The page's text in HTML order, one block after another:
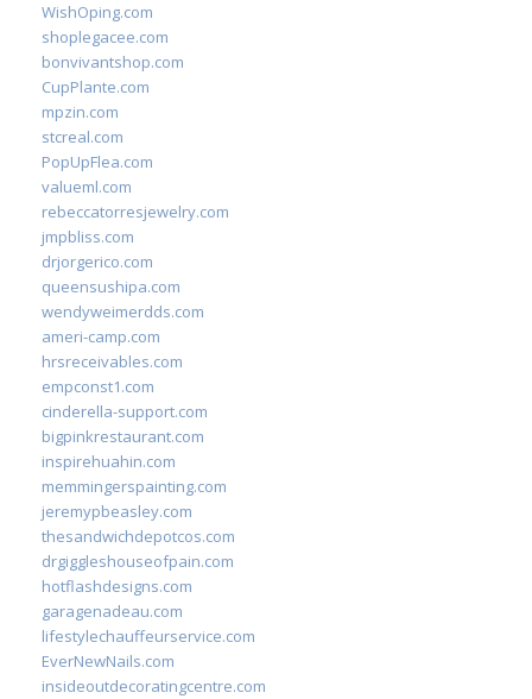
WishOping.com
shoplegacee.com
bonvivantshop.com
CupPlante.com
mpzin.com
stcreal.com
PopUpFlea.com
valueml.com
rebeccatorresjewelry.com
jmpbliss.com
drjorgerico.com
queensushipa.com
wendyweimerdds.com
ameri-camp.com
hrsreceivables.com
empconst1.com
cinderella-support.com
bigpinkrestaurant.com
inspirehuahin.com
memmingerspainting.com
jeremypbeasley.com
thesandwichdepotcos.com
drgiggleshouseofpain.com
hotflashdesigns.com
garagenadeau.com
lifestylechauffeurservice.com
EverNewNails.com
insideoutdecoratingcentre.com